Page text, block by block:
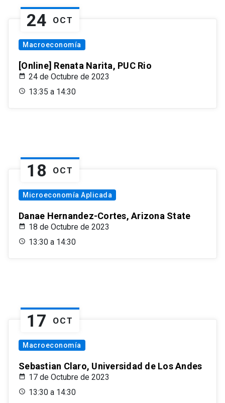
24 OCT
Macroeconomía
[Online] Renata Narita, PUC Rio
24 de Octubre de 2023
13:35 a 14:30
18 OCT
Microeconomía Aplicada
Danae Hernandez-Cortes, Arizona State
18 de Octubre de 2023
13:30 a 14:30
17 OCT
Macroeconomía
Sebastian Claro, Universidad de Los Andes
17 de Octubre de 2023
13:30 a 14:30